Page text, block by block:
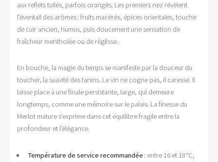
aux reflets tuilés, parfois orangés. Les premiers nez révèlent
l’éventail des arômes : fruits macérés, épices orientales, touche
de cuir ancien, humus, puis doucement une sensation de
fraîcheur mentholée ou de réglisse.
En bouche, la magie du temps se manifeste par la douceur du
toucher, la suavité des tanins. Le vin ne cogne pas, il caresse. Il
laisse place à une finale persistante, large, qui demeure
longtemps, comme une mémoire sur le palais. La finesse du
Merlot mature s’exprime dans cet équilibre fragile entre la
profondeur et l’élégance.
Température de service recommandée : entre 16 et 18 °C,